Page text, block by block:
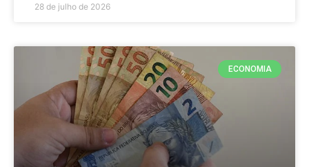
28 de julho de 2026
ECONOMIA